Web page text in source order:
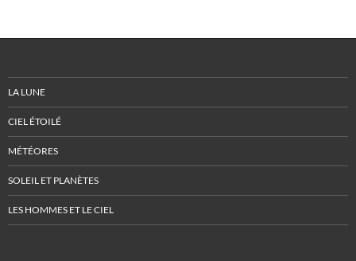
LA LUNE
CIEL ÉTOILÉ
MÉTÉORES
SOLEIL ET PLANÈTES
LES HOMMES ET LE CIEL